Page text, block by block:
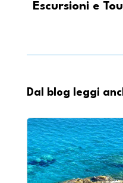
Escursioni e
Dal blog leggi